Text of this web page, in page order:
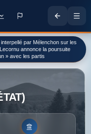
par Mélenchon sur les
annonce la poursuite
» avec les partis